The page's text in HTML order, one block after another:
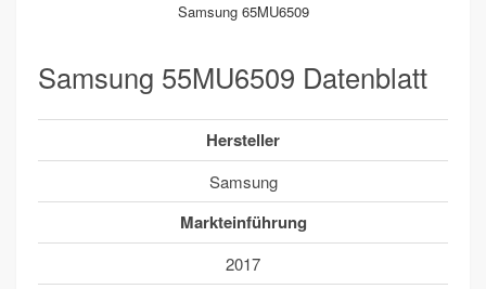
Samsung 65MU6509
Samsung 55MU6509 Datenblatt
Hersteller
Samsung
Markteinführung
2017